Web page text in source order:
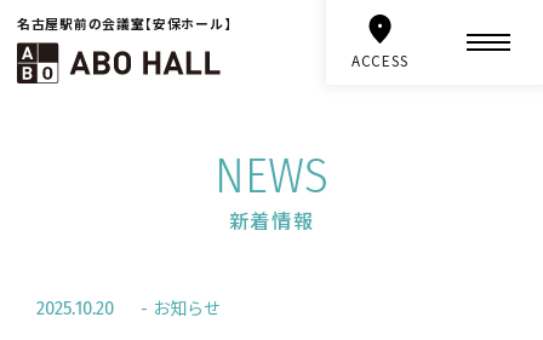
名古屋駅前の会議室【安保ホール】
ACCESS
新着情報
NEWS
2025.10.20 お知らせ